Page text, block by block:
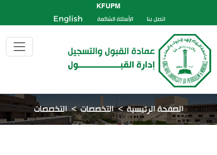
KFUPM
اتصل بنا الأسئلة الشائعة English
الصفحة الرئيسية التخصصات التخصصات